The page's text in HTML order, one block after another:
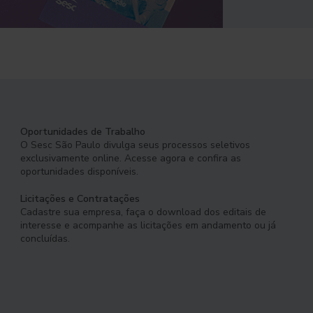
Oportunidades de Trabalho
O Sesc São Paulo divulga seus processos seletivos
exclusivamente online. Acesse agora e confira as
oportunidades disponíveis.
Licitações e Contratações
Cadastre sua empresa, faça o download dos editais de
interesse e acompanhe as licitações em andamento ou já
concluídas.